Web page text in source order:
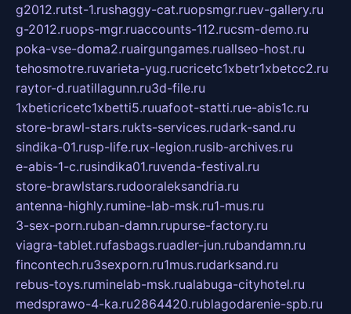
g2012.rutst-1.rushaggy-cat.ruopsmgr.ruev-gallery.ru
g-2012.ruops-mgr.ruaccounts-112.rucsm-demo.ru
poka-vse-doma2.ruairgungames.ruallseo-host.ru
tehosmotre.ruvarieta-yug.rucricetc1xbetr1xbetcc2.ru
raytor-d.ruatillagunn.ru3d-file.ru
1xbeticricetc1xbetti5.ruuafoot-statti.rue-abis1c.ru
store-brawl-stars.rukts-services.rudark-sand.ru
sindika-01.rusp-life.rux-legion.rusib-archives.ru
e-abis-1-c.rusindika01.ruvenda-festival.ru
store-brawlstars.rudooraleksandria.ru
antenna-highly.rumine-lab-msk.ru1-mus.ru
3-sex-porn.ruban-damn.rupurse-factory.ru
viagra-tablet.rufasbags.ruadler-jun.rubandamn.ru
fincontech.ru3sexporn.ru1mus.rudarksand.ru
rebus-toys.ruminelab-msk.rualabuga-cityhotel.ru
medsprawo-4-ka.ru2864420.rublagodarenie-spb.ru